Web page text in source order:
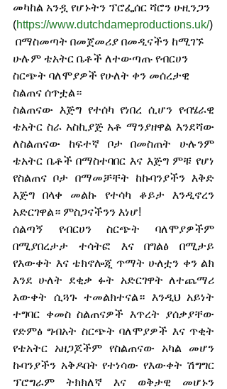
መካከል አንዷ የሆኑትን ፕሮፌሰር ሻሮን ሁዚንጋን
(https://www.dutchdameproductions.uk/)
በማስመጣት በመጀመሪያ በመዲናችን ከሚገኙ
ሁሉም ቴአትር ቤቶች ለተውጣጡ የብርሀን
ስርጭት ባለሞያዎች የሁለት ቀን መሰረታዊ
ስልጠና ሰጥቷል።
ስልጠናው እጅግ የተሰካ የነበረ ሲሆን የብሄራዊ
ቴአትር ስራ አስኪያጅ አቶ ማንያዘዋል እንደሻው
ለስልጠናው ከፍተኛ ቦታ በመስጠት ሁሉንም
ቴአትር ቤቶች በማስተባበር እና እጅግ ምቹ የሆነ
የስልጠና ቦታ በማመቻቸት ከኩባንያችን እቅድ
እጅግ በላቀ መልኩ የተሳካ ቆይታ እንዲኖረን
አድርገዋል። ምስጋናችንን እነሆ!
ሰልጣኝ የብርሀን ስርጭት ባለሞያዎችም
በሚያበረታታ ተሳትፎ እና በግልፅ በሚታይ
የእውቀት እና ቴክኖሎጂ ጥማት ሁለቷን ቀን ልክ
እንደ ሁለት ደቂቃ ፉት አድርገዋት ለተጨማሪ
እውቀት ሲጓጉ ተመልክተናል። እንዲህ አይነት
ተግባር ቀመስ ስልጠናዎች እጥረት ያሰቃያቸው
የድምፅ ግብአት ስርጭት ባለሞያዎች እና ጥቂት
የቴአትር አዘጋጆችም የስልጠናው አካል መሆን
ኩባንያችን አቅዶበት የተነሳው የእውቀት ሽግግር
ፕሮግራም ትክክለኛ እና ወቅታዊ መሆኑን